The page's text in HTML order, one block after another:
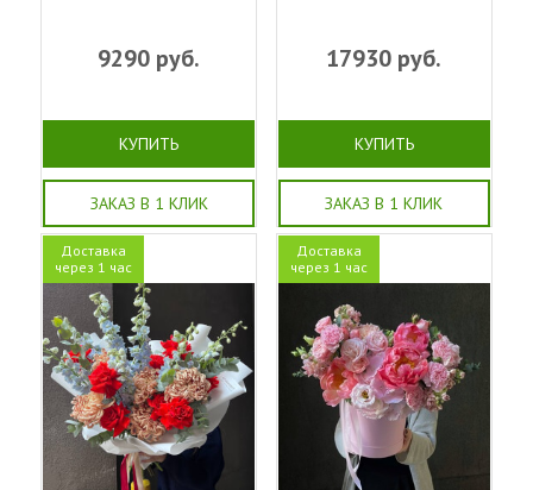
9290 руб.
КУПИТЬ
ЗАКАЗ В 1 КЛИК
17930 руб.
КУПИТЬ
ЗАКАЗ В 1 КЛИК
Доставка
через 1 час
Доставка
через 1 час